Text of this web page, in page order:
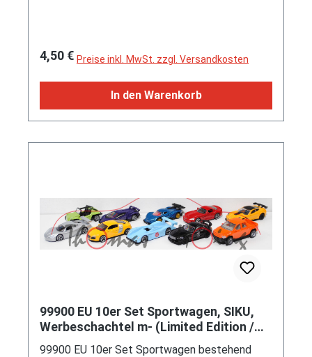
Regulärer Preis:
4,50 € Preise inkl. MwSt. zzgl. Versandkosten
In den Warenkorb
99900 EU 10er Set Sportwagen, SIKU,
Werbeschachtel m- (Limited Edition /
SPECIAL EDITION)
99900 EU 10er Set Sportwagen bestehend